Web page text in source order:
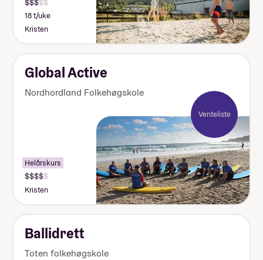
18 t/uke
Kristen
Global Active
Nordhordland Folkehøgskole
Venteliste
Helårskurs
Kristen
Ballidrett
Toten folkehøgskole